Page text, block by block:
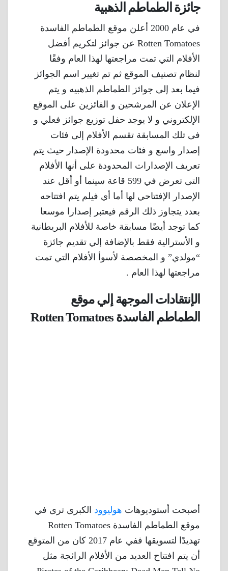
جائزة الطماطم الذهبية
في عام 2000 أعلن موقع الطماطم الفاسدة
Rotten Tomatoes عن جوائز لتكريم أفضل
الأفلام التي تمت مراجعتها لهذا العام وفقًا
لنظام تصنيف الموقع ثم تم تغيير اسم الجوائز
فيما بعد إلى جوائز الطماطم الذهبيه و يتم
الإعلان عن المرشحين و الفائزين على الموقع
الإلكتروني و لا يوجد حفل توزيع جوائز فعلي و
فى تلك المسابقة تقسم الأفلام إلى فئات
إصدار واسع و فئات محدودة الإصدار حيث يتم
تعريف الإصدارات المحدودة على أنها الأفلام
التى تعرض في 599 قاعة سينما أو أقل عند
الإصدار الإفتتاحي لها أما أي فيلم يتم افتتاحه
بعدد يتجاوز ذلك الرقم فيعتبر إصدارا موسعا
كما توجد أيضًا مسابقة خاصة للأفلام البريطانية
و الأسترالية فقط بالإضافة إلي تقديم جائزة
“مولدي” و المخصصة لأسوأ الأفلام التي تمت
مراجعتها لهذا العام .
الإنتقادات الموجهة إلي موقع
الطماطم الفاسدة Rotten Tomatoes
أصبحت أستوديوهات هوليوود الكبرى ترى في
موقع الطماطم الفاسدة Rotten Tomatoes
تهديدًا لتسويقها ففي عام 2017 كان من المتوقع
أن يتم افتتاح العديد من الأفلام الرائجة مثل